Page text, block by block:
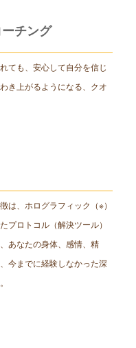
チング
ても、安心して自分を信じ
き上がるようになる、クオ
は、ホログラフィック（※）
プロトコル（解決ツール）
あなたの身体、感情、精
今までに経験しなかった深